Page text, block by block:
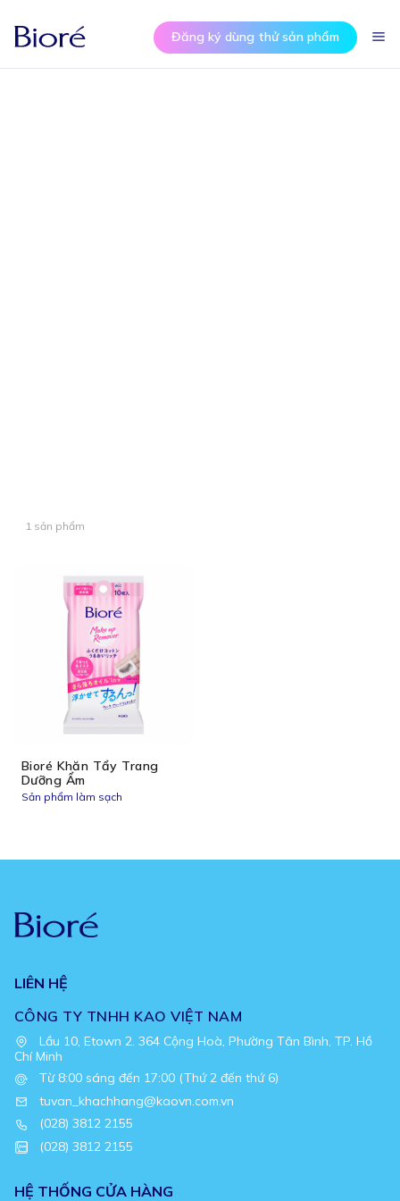
Đăng ký dùng thử sản phẩm
1 sản phẩm
Bioré Khăn Tẩy Trang
Dưỡng Ẩm
Sản phẩm làm sạch
LIÊN HỆ
CÔNG TY TNHH KAO VIỆT NAM
Lầu 10, Etown 2. 364 Cộng Hoà, Phường Tân Bình, TP. Hồ
Chí Minh
Từ 8:00 sáng đến 17:00 (Thứ 2 đến thứ 6)
tuvan_khachhang@kaovn.com.vn
(028) 3812 2155
(028) 3812 2155
HỆ THỐNG CỬA HÀNG